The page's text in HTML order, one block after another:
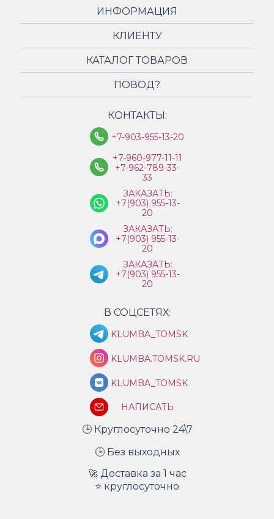
ИНФОРМАЦИЯ
КЛИЕНТУ
КАТАЛОГ ТОВАРОВ
ПОВОД?
КОНТАКТЫ:
+7-903-955-13-20
+7-960-977-11-11
+7-962-789-33-
33
ЗАКАЗАТЬ:
+7(903) 955-13-
20
ЗАКАЗАТЬ:
+7(903) 955-13-
20
ЗАКАЗАТЬ:
+7(903) 955-13-
20
В СОЦСЕТЯХ:
KLUMBA_TOMSK
KLUMBA.TOMSK.RU
KLUMBA_TOMSK
НАПИСАТЬ
🕒 Круглосуточно 24\7
🕒 Без выходных
🚀 Доставка за 1 час
⭐ круглосуточно